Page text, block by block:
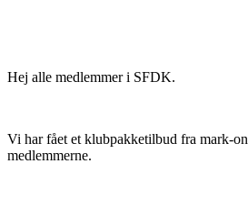
Hej alle medlemmer i SFDK.
Vi har fået et klubpakketilbud fra mark-on
medlemmerne.